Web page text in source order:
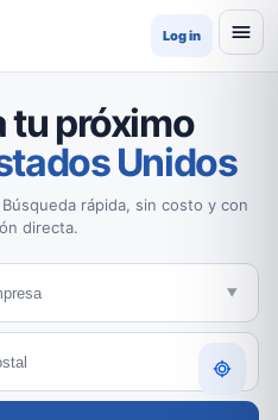
Log in
tu próximo
Unidos
rápida, sin costo y con
directa.